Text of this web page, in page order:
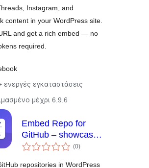
Instagram, and
content in your WordPress site.
and get a rich embed — no
required.
ενεργές εγκαταστάσεις
μέχρι 6.9.6
Embed Repo for
GitHub – showcase
your open source
(0αξιολογήσεις
σύνολο
)
repositories in WordPress